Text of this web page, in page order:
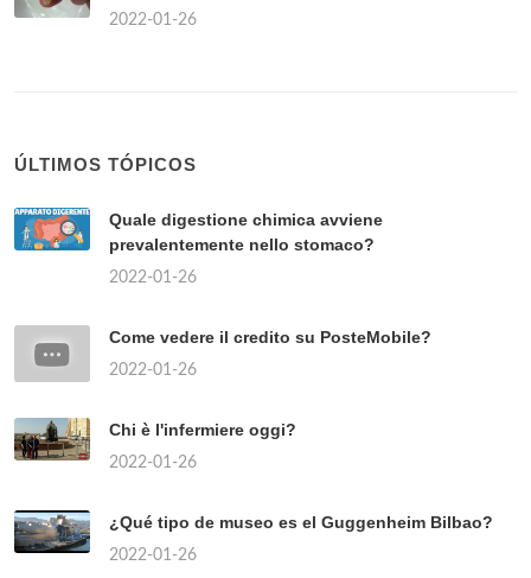
2022-01-26
ÚLTIMOS TÓPICOS
Quale digestione chimica avviene
prevalentemente nello stomaco?
2022-01-26
Come vedere il credito su PosteMobile?
2022-01-26
Chi è l'infermiere oggi?
2022-01-26
¿Qué tipo de museo es el Guggenheim Bilbao?
2022-01-26